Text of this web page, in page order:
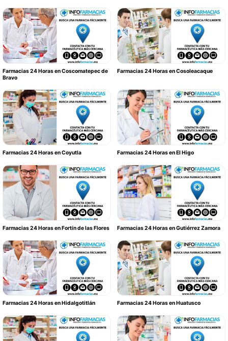
Farmacias 24 Horas en Coscomatepec de
Bravo
Farmacias 24 Horas en Cosoleacaque
Farmacias 24 Horas en Coyutla Farmacias 24 Horas en El Higo
Farmacias 24 Horas en Fortín de las Flores Farmacias 24 Horas en Gutiérrez Zamora
Farmacias 24 Horas en Hidalgotitlán Farmacias 24 Horas en Huatusco